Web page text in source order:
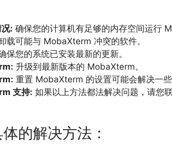
: 确保您的计算机有足够的内存空间运行
载可能与 MobaXterm 冲突的软件。
保您的系统已安装最新的更新。
升级到最新版本的 MobaXterm。
重置 MobaXterm 的设置可能会解决一些
支持: 如果以上方法都法解决问题， 请您
的解决方法：